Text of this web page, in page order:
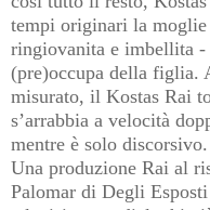
tempi originari la moglie
ringiovanita e imbellita -
(pre)occupa della figlia.
misurato, il Kostas Rai
s’arrabbia a velocità
mentre è solo discorsivo.
Una produzione Rai al
Palomar di Degli